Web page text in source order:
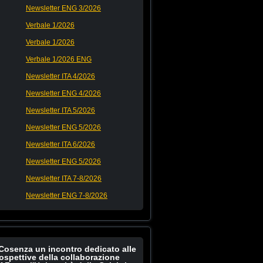
Newsletter ENG 3/2026
Verbale 1/2026
Verbale 1/2026
Verbale 1/2026 ENG
Newsletter ITA 4/2026
Newsletter ENG 4/2026
Newsletter ITA 5/2026
Newsletter ENG 5/2026
Newsletter ITA 6/2026
Newsletter ENG 5/2026
Newsletter ITA 7-8/2026
Newsletter ENG 7-8/2026
un incontro dedicato alle
della collaborazione